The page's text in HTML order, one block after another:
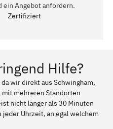
ein Angebot anfordern.
Zertifiziert
Hilfe?
wir direkt aus Schwingham,
mehreren Standorten
nicht länger als 30 Minuten
jeder Uhrzeit, an egal welchem